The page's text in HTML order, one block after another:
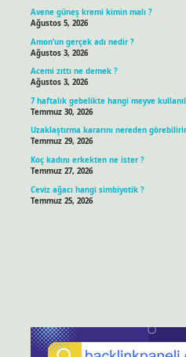
Avene güneş kremi kimin malı ?
Ağustos 5, 2026
Amon’un gerçek adı nedir ?
Ağustos 3, 2026
Acemi zıttı ne demek ?
Ağustos 3, 2026
7 haftalık gebelikte hangi meyve
Temmuz 30, 2026
Uzaklaştırma kararını nereden
Temmuz 29, 2026
Koç kadını erkekten ne ister ?
Temmuz 27, 2026
Ceviz ağacı hangi simbiyotik ?
Temmuz 25, 2026